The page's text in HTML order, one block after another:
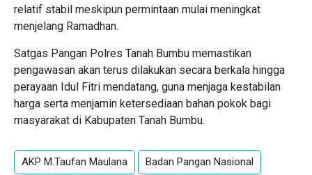
relatif stabil meskipun permintaan mulai meningkat
menjelang Ramadhan.
Satgas Pangan Polres Tanah Bumbu memastikan
pengawasan akan terus dilakukan secara berkala hingga
perayaan Idul Fitri mendatang, guna menjaga kestabilan
harga serta menjamin ketersediaan bahan pokok bagi
masyarakat di Kabupaten Tanah Bumbu.
AKP M.Taufan Maulana Badan Pangan Nasional